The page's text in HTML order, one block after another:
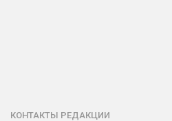
КОНТАКТЫ РЕДАКЦИИ